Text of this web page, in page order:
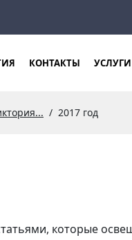
которые
КОНТАКТЫ
2017 год